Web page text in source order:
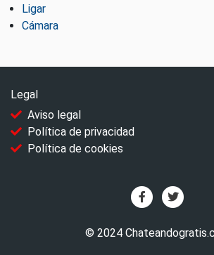
Ligar
Cámara
Legal
Aviso legal
Política de privacidad
Política de cookies
© 2024